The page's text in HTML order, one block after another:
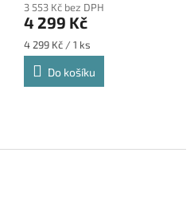
3 553 Kč bez DPH
4 299 Kč
Měrná
cena:
4 299 Kč / 1 ks
Do košíku